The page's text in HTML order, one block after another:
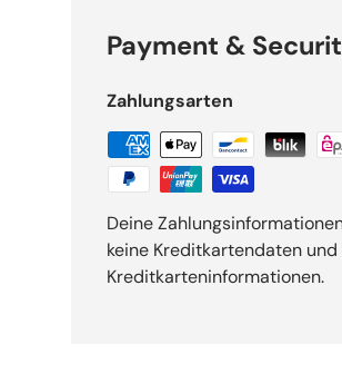
Payment &
Zahlungsarten
Deine
keine Kreditkartendaten
Kreditkarteninformationen.